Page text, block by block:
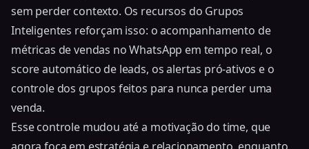
sem perder contexto. Os recursos do Grupos
Inteligentes reforçam isso: oacompanhamento de
métricas de vendas no WhatsApp em tempo real, o
score automático de leads, os alertas pró-ativos e o
controle dos grupos feitos para nunca perder uma
venda.
Esse controle mudou até a motivação do time, que